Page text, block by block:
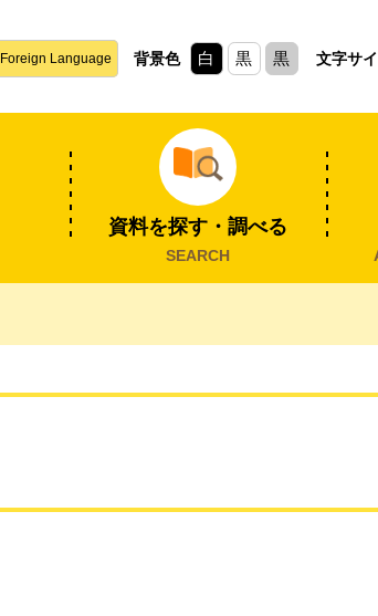
Foreign Language 背景色 白 黒 黒 文字サ
資料を探す・調べる
SEARCH